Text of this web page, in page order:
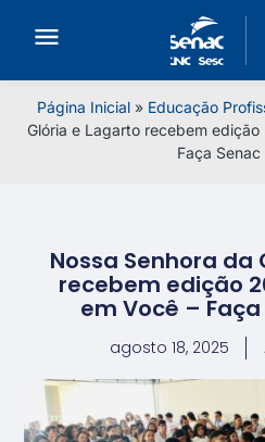
Página Inicial» Educação
Glória e Lagarto recebem
Faça
Nossa Senhora da
recebem edição
em Você –
agosto 18, 2025